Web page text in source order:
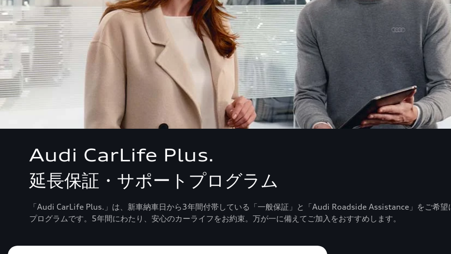
Audi CarLife Plus.
延長保証・サポートプログラム
「Audi CarLife Plus.」は、新車納車日から3年間付帯している「一般保証」と「Audi Roadside Assistance」をご希
プログラムです。5年間にわたり、安心のカーライフをお約束。万が一に備えてご加入をおすすめします。